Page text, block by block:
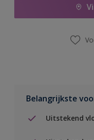
Belangrijkste
Uitstekend